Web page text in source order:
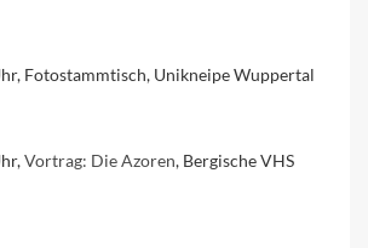
Fotostammtisch, Unikneipe Wuppertal
Vortrag: Die Azoren, Bergische VHS